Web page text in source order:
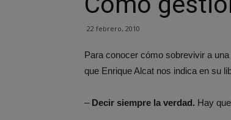
22 febrero, 2010
Para conocer cómo sobrevivir a
que Enrique Alcat nos indica en su
– Decir siempre la verdad. Hay